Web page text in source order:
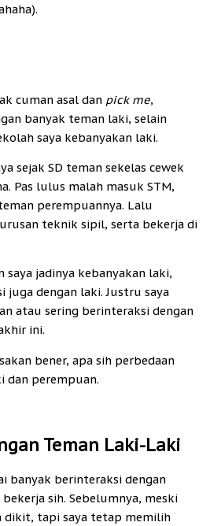
cuman asal dan pick me,
banyak teman laki, selain
saya kebanyakan laki.
sejak SD teman sekelas cewek
Pas lulus malah masuk STM,
perempuannya. Lalu
teknik sipil, serta bekerja di
jadinya kebanyakan laki,
juga dengan laki. Justru saya
atau sering berinteraksi dengan
ini.
bener, apa sih perbedaan
dan perempuan.
Teman Laki-Laki
banyak berinteraksi dengan
sih. Sebelumnya, meski
dikit, tapi saya tetap memilih